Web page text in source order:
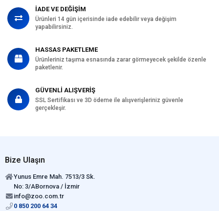
İADE VE DEĞİŞİM
Ürünleri 14 gün içerisinde iade edebilir veya değişim
yapabilirsiniz.
HASSAS PAKETLEME
Ürünleriniz taşıma esnasında zarar görmeyecek şekilde özenle
paketlenir.
GÜVENLİ ALIŞVERİŞ
SSL Sertifikası ve 3D ödeme ile alışverişleriniz güvenle
gerçekleşir.
Bize Ulaşın
Yunus Emre Mah. 7513/3 Sk.
No: 3/ABornova / İzmir
info@zoo.com.tr
0 850 200 64 34